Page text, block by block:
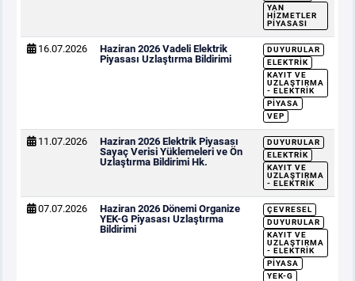
YAN
HIZMETLER
PIYASASI
16.07.2026
Haziran 2026 Vadeli Elektrik
Piyasası Uzlaştırma Bildirimi
DUYURULAR
ELEKTRIK
KAYIT VE
UZLAŞTIRMA
- ELEKTRIK
PIYASA
VEP
11.07.2026
Haziran 2026 Elektrik Piyasası
Sayaç Verisi Yüklemeleri ve Ön
Uzlaştırma Bildirimi Hk.
DUYURULAR
ELEKTRIK
KAYIT VE
UZLAŞTIRMA
- ELEKTRIK
07.07.2026
Haziran 2026 Dönemi Organize
YEK-G Piyasası Uzlaştırma
Bildirimi
ÇEVRESEL
DUYURULAR
KAYIT VE
UZLAŞTIRMA
- ELEKTRIK
PIYASA
YEK-G